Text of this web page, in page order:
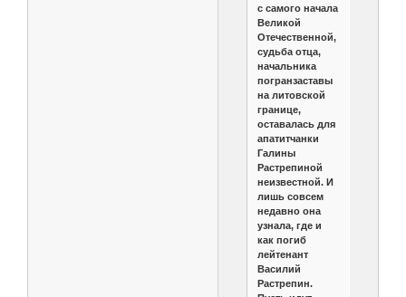
с самого начала
Великой
Отечественной,
судьба отца,
начальника
погранзаставы
на литовской
границе,
оставалась для
апатитчанки
Галины
Растрепиной
неизвестной. И
лишь совсем
недавно она
узнала, где и
как погиб
лейтенант
Василий
Растрепин.